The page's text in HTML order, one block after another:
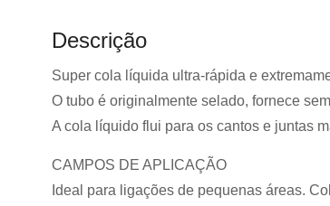
Descrição
Super cola líquida ultra-rápida e
O tubo é originalmente selado, fornece
A cola líquido flui para os cantos e juntas
CAMPOS DE APLICAÇÃO
Ideal para ligações de pequenas áreas.